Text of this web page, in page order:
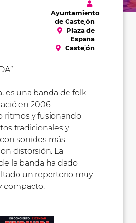
Ayuntamiento
de Castejón
Plaza de
España
Castejón
es una banda de folk-
en 2006
ritmos y fusionando
tradicionales y
sonidos más
distorsión. La
la banda ha dado
un repertorio muy
compacto.